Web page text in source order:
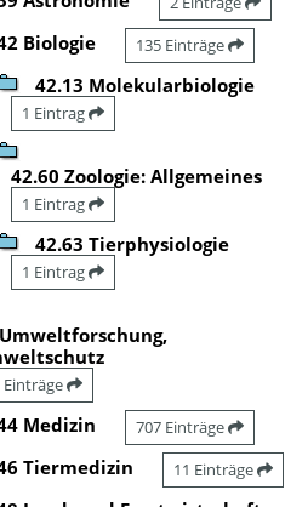
Biologie 135 Einträge
42.13 Molekularbiologie
1 Eintrag
42.60 Zoologie: Allgemeines
1 Eintrag
42.63 Tierphysiologie
1 Eintrag
Einträge
Medizin 707 Einträge
Tiermedizin 11 Einträge